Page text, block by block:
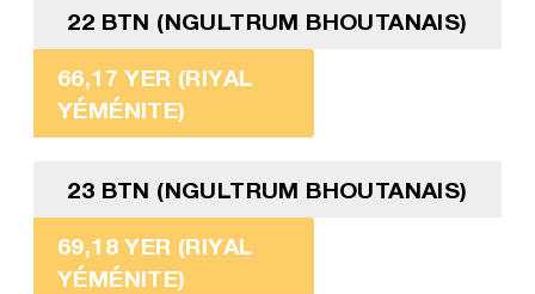
22 BTN (NGULTRUM BHOUTANAIS)
66,17 YER (RIYAL
YÉMÉNITE)
23 BTN (NGULTRUM BHOUTANAIS)
69,18 YER (RIYAL
YÉMÉNITE)